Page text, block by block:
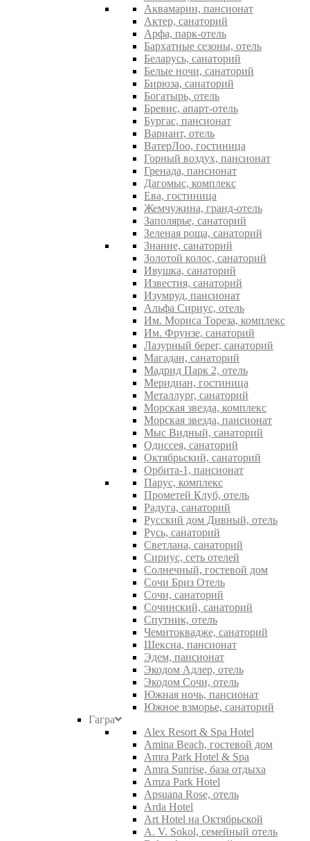
Аквамарин, пансионат
Актер, санаторий
Арфа, парк-отель
Бархатные сезоны, отель
Беларусь, санаторий
Белые ночи, санаторий
Бирюза, санаторий
Богатырь, отель
Бревис, апарт-отель
Бургас, пансионат
Вариант, отель
ВатерЛоо, гостиница
Горный воздух, пансионат
Гренада, пансионат
Дагомыс, комплекс
Ева, гостиница
Жемчужина, гранд-отель
Заполярье, санаторий
Зеленая роща, санаторий
Знание, санаторий
Золотой колос, санаторий
Ивушка, санаторий
Известия, санаторий
Изумруд, пансионат
Альфа Сириус, отель
Им. Мориса Тореза, комплекс
Им. Фрунзе, санаторий
Лазурный берег, санаторий
Магадан, санаторий
Мадрид Парк 2, отель
Меридиан, гостиница
Металлург, санаторий
Морская звезда, комплекс
Морская звезда, пансионат
Мыс Видный, санаторий
Одиссея, санаторий
Октябрьский, санаторий
Орбита-1, пансионат
Парус, комплекс
Прометей Клуб, отель
Радуга, санаторий
Русский дом Дивный, отель
Русь, санаторий
Светлана, санаторий
Сириус, сеть отелей
Солнечный, гостевой дом
Сочи Бриз Отель
Сочи, санаторий
Сочинский, санаторий
Спутник, отель
Чемитоквадже, санаторий
Шексна, пансионат
Эдем, пансионат
Экодом Адлер, отель
Экодом Сочи, отель
Южная ночь, пансионат
Южное взморье, санаторий
Гагра
Alex Resort & Spa Hotel
Amina Beach, гостевой дом
Amra Park Hotel & Spa
Amra Sunrise, база отдыха
Amza Park Hotel
Apsuana Rose, отель
Arda Hotel
Art Hotel на Октябрьской
A. V. Sokol, семейный отель